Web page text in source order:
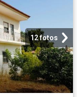
12 fotos